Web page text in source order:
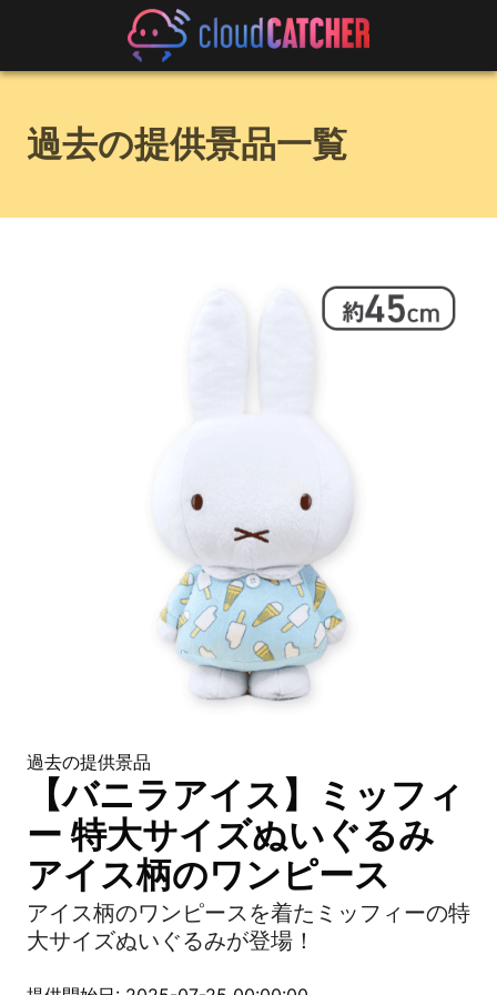
過去の提供景品一覧
過去の提供景品
【バニラアイス】ミッフィ
ー 特大サイズぬいぐるみ
アイス柄のワンピース
アイス柄のワンピースを着たミッフィーの特
大サイズぬいぐるみが登場！